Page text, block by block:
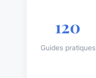
120
Guides pratiques